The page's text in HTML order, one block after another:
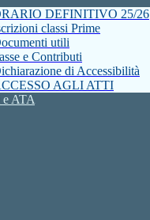
DEFINITIVO 25/26
classi Prime
utili
e Contributi
di Accessibilità
AGLI ATTI
ATA